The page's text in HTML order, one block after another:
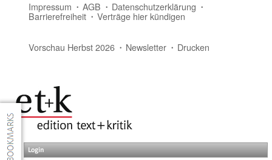
Impressum AGB Datenschutzerklärung
Barrierefreiheit Verträge hier kündigen
Vorschau Herbst 2026 Newsletter Drucken
Login